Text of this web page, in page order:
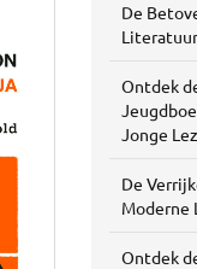
De
Ontdek
Jonge
De
Moderne
Ontdek